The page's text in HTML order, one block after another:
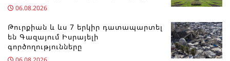
06.08.2026
Թուրքիան և ևս 7 երկիր դատապարտել
են Գազայում Իսրայելի
գործողությունները